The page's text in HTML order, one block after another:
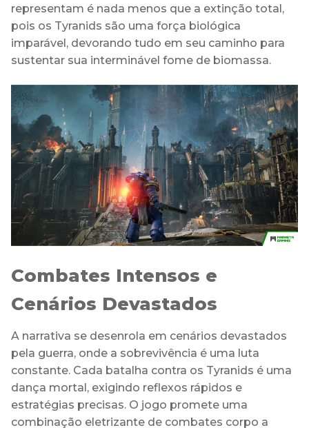
representam é nada menos que a extinção total,
pois os Tyranids são uma força biológica
imparável, devorando tudo em seu caminho para
sustentar sua interminável fome de biomassa.
Combates Intensos e
Cenários Devastados
A narrativa se desenrola em cenários devastados
pela guerra, onde a sobrevivência é uma luta
constante. Cada batalha contra os Tyranids é uma
dança mortal, exigindo reflexos rápidos e
estratégias precisas. O jogo promete uma
combinação eletrizante de combates corpo a